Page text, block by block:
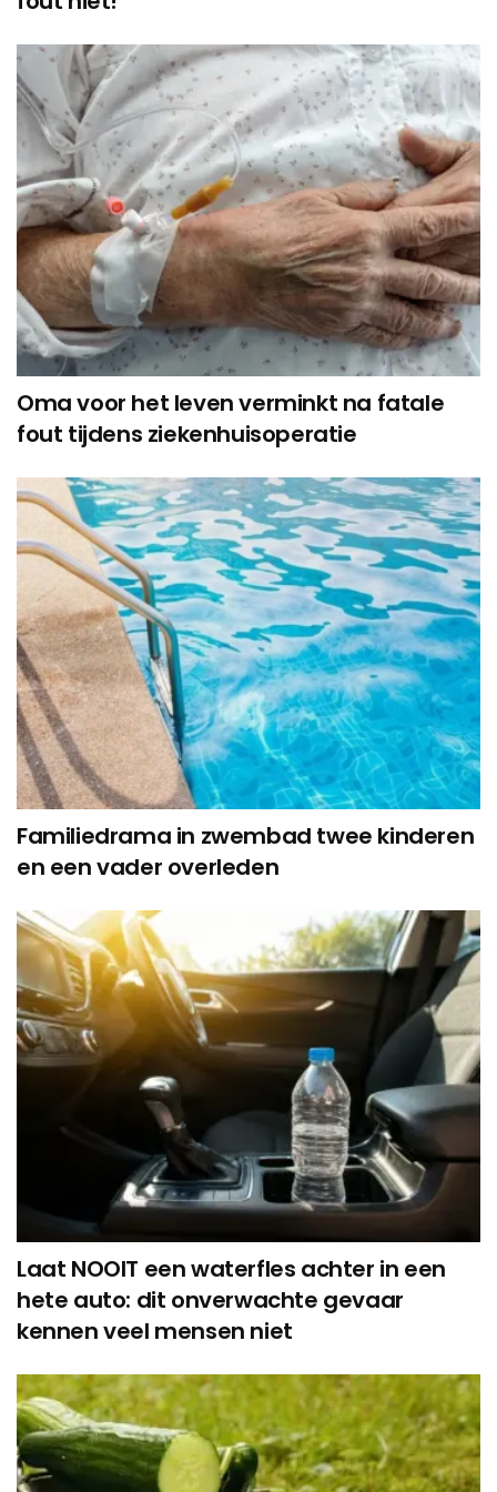
Oma voor het leven verminkt na fatale
fout tijdens ziekenhuisoperatie
Familiedrama in zwembad twee kinderen
en een vader overleden
Laat NOOIT een waterfles achter in een
hete auto: dit onverwachte gevaar
kennen veel mensen niet